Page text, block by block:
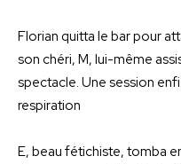
Florian quitta le bar pour
son chéri, M, lui-même
spectacle. Une session
respiration
E, beau fétichiste, tomba